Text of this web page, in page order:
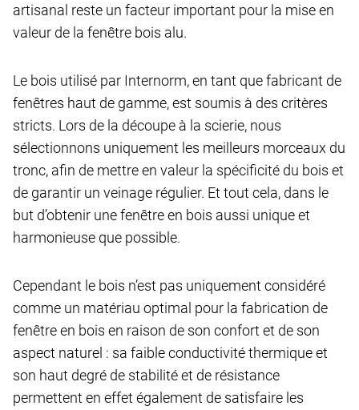
artisanal reste un facteur important pour la mise en
valeur de la fenêtre bois alu.
Le bois utilisé par Internorm, en tant que fabricant de
fenêtres haut de gamme, est soumis à des critères
stricts. Lors de la découpe à la scierie, nous
sélectionnons uniquement les meilleurs morceaux du
tronc, afin de mettre en valeur la spécificité du bois et
de garantir un veinage régulier. Et tout cela, dans le
but d’obtenir une fenêtre en bois aussi unique et
harmonieuse que possible.
Cependant le bois n’est pas uniquement considéré
comme un matériau optimal pour la fabrication de
fenêtre en bois en raison de son confort et de son
aspect naturel : sa faible conductivité thermique et
son haut degré de stabilité et de résistance
permettent en effet également de satisfaire les